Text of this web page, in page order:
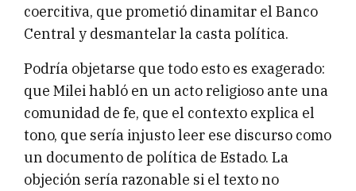
coercitiva, que prometió dinamitar el Banco
Central y desmantelar la casta política.
Podría objetarse que todo esto es exagerado:
que Milei habló en un acto religioso ante una
comunidad de fe, que el contexto explica el
tono, que sería injusto leer ese discurso como
un documento de política de Estado. La
objeción sería razonable si el texto no